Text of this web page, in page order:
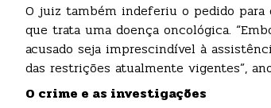
O juiz também indeferiu o pedido para
que trata uma doença oncológica.
acusado seja imprescindível à
das restrições atualmente vigentes”,
O crime e as investigações